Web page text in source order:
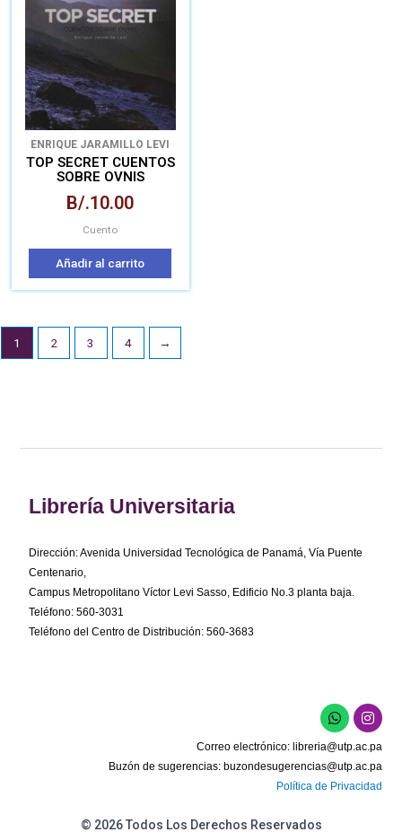
ENRIQUE JARAMILLO LEVI
TOP SECRET CUENTOS
SOBRE OVNIS
B/.10.00
Cuento
Añadir al carrito
1 2 3 4 →
Librería Universitaria
Dirección: Avenida Universidad Tecnológica de Panamá, Vía Puente
Centenario,
Campus Metropolitano Víctor Levi Sasso, Edificio No.3 planta baja.
Teléfono: 560-3031
Teléfono del Centro de Distribución: 560-3683
W
h
a
t
s
a
p
I
n
s
t
a
g
r
Correo electrónico: libreria@utp.ac.pa
Buzón de sugerencias: buzondesugerencias@utp.ac.pa
Política de Privacidad
© 2026 Todos Los Derechos Reservados